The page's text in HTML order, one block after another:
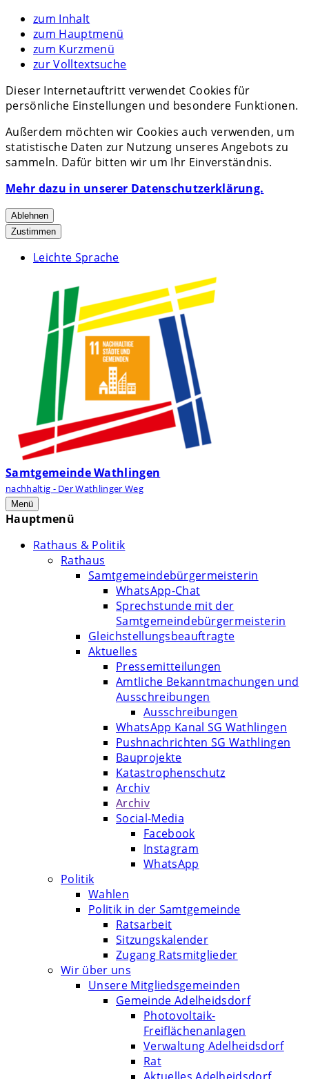
zum Inhalt
zum Hauptmenü
zum Kurzmenü
zur Volltextsuche
Dieser Internetauftritt verwendet Cookies für
persönliche Einstellungen und besondere Funktionen.
Außerdem möchten wir Cookies auch verwenden, um
statistische Daten zur Nutzung unseres Angebots zu
sammeln. Dafür bitten wir um Ihr Einverständnis.
Mehr dazu in unserer Datenschutzerklärung.
Ablehnen
Zustimmen
Leichte Sprache
Samtgemeinde Wathlingen
nachhaltig - Der Wathlinger Weg
Menü
Hauptmenü
Rathaus & Politik
Rathaus
Samtgemeindebürgermeisterin
WhatsApp-Chat
Sprechstunde mit der
Samtgemeindebürgermeisterin
Gleichstellungsbeauftragte
Aktuelles
Pressemitteilungen
Amtliche Bekanntmachungen und
Ausschreibungen
Ausschreibungen
WhatsApp Kanal SG Wathlingen
Pushnachrichten SG Wathlingen
Bauprojekte
Katastrophenschutz
Archiv
Archiv
Social-Media
Facebook
Instagram
WhatsApp
Politik
Wahlen
Politik in der Samtgemeinde
Ratsarbeit
Sitzungskalender
Zugang Ratsmitglieder
Wir über uns
Unsere Mitgliedsgemeinden
Gemeinde Adelheidsdorf
Photovoltaik-
Freiflächenanlagen
Verwaltung Adelheidsdorf
Rat